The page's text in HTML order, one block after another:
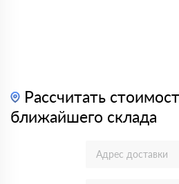
Рассчитать
ближайшего склада